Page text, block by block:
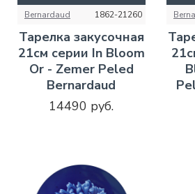
Bernardaud 1862-21260
Тарелка закусочная
21см серии In Bloom
Or - Zemer Peled
Bernardaud
14490 руб.